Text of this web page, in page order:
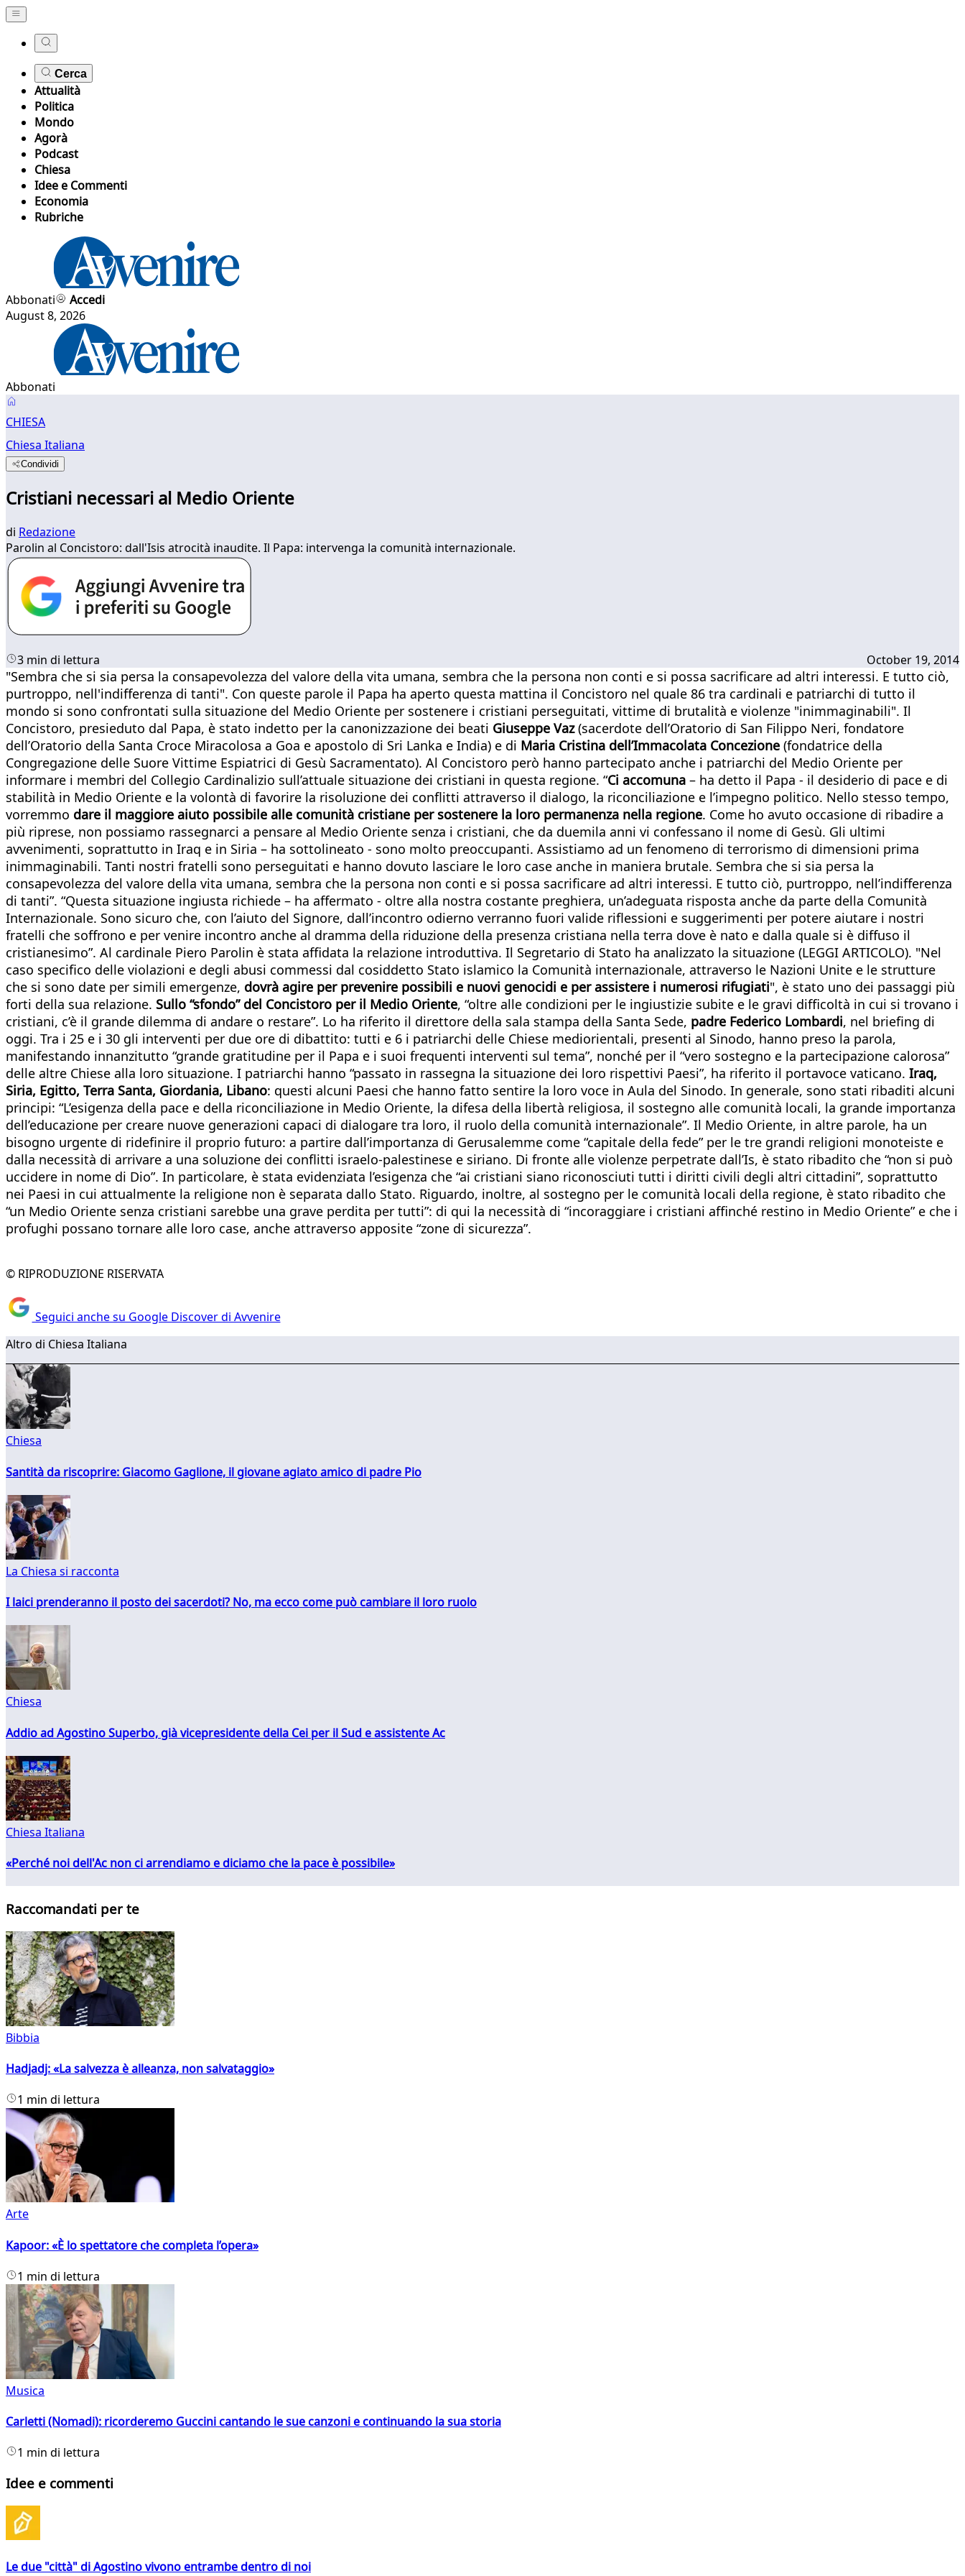
Cerca
Attualità
Politica
Mondo
Agorà
Podcast
Chiesa
Idee e Commenti
Economia
Rubriche
Abbonati
Accedi
August 8, 2026
Abbonati
CHIESA
Chiesa Italiana
Condividi
Cristiani necessari al Medio Oriente
di Redazione
Parolin al Concistoro: dall'Isis atrocità inaudite. Il Papa: intervenga la comunità internazionale.
3 min di lettura October 19, 2014
"Sembra che si sia persa la consapevolezza del valore della vita umana, sembra che la persona non conti e si possa sacrificare ad altri interessi. E tutto ciò,
purtroppo, nell'indifferenza di tanti". Con queste parole il Papa ha aperto questa mattina il Concistoro nel quale 86 tra cardinali e patriarchi di tutto il
mondo si sono confrontati sulla situazione del Medio Oriente per sostenere i cristiani perseguitati, vittime di brutalità e violenze "inimmaginabili". Il
Concistoro, presieduto dal Papa, è stato indetto per la canonizzazione dei beati Giuseppe Vaz(sacerdote dell’Oratorio di San Filippo Neri, fondatore
dell’Oratorio della Santa Croce Miracolosa a Goa e apostolo di Sri Lanka e India) e di Maria Cristina dell’Immacolata Concezione (fondatrice della
Congregazione delle Suore Vittime Espiatrici di Gesù Sacramentato). Al Concistoro però hanno partecipato anche i patriarchi del Medio Oriente per
informare i membri del Collegio Cardinalizio sull’attuale situazione dei cristiani in questa regione. “Ci accomuna – ha detto il Papa - il desiderio di pace e di
stabilità in Medio Oriente e la volontà di favorire la risoluzione dei conflitti attraverso il dialogo, la riconciliazione e l’impegno politico. Nello stesso tempo,
vorremmo dare il maggiore aiuto possibile alle comunità cristiane per sostenere la loro permanenza nella regione. Come ho avuto occasione di ribadire a
più riprese, non possiamo rassegnarci a pensare al Medio Oriente senza i cristiani, che da duemila anni vi confessano il nome di Gesù. Gli ultimi
avvenimenti, soprattutto in Iraq e in Siria – ha sottolineato - sono molto preoccupanti. Assistiamo ad un fenomeno di terrorismo di dimensioni prima
inimmaginabili. Tanti nostri fratelli sono perseguitati e hanno dovuto lasciare le loro case anche in maniera brutale. Sembra che si sia persa la
consapevolezza del valore della vita umana, sembra che la persona non conti e si possa sacrificare ad altri interessi. E tutto ciò, purtroppo, nell’indifferenza
di tanti”. “Questa situazione ingiusta richiede – ha affermato - oltre alla nostra costante preghiera, un’adeguata risposta anche da parte della Comunità
Internazionale. Sono sicuro che, con l’aiuto del Signore, dall’incontro odierno verranno fuori valide riflessioni e suggerimenti per potere aiutare i nostri
fratelli che soffrono e per venire incontro anche al dramma della riduzione della presenza cristiana nella terra dove è nato e dalla quale si è diffuso il
cristianesimo”. Al cardinale Piero Parolin è stata affidata la relazione introduttiva. Il Segretario di Stato ha analizzato la situazione (LEGGI ARTICOLO). "Nel
caso specifico delle violazioni e degli abusi commessi dal cosiddetto Stato islamico la Comunità internazionale, attraverso le Nazioni Unite e le strutture
che si sono date per simili emergenze, dovrà agire per prevenire possibili e nuovi genocidi e per assistere i numerosi rifugiati", è stato uno dei passaggi più
forti della sua relazione. Sullo “sfondo” del Concistoro per il Medio Oriente, “oltre alle condizioni per le ingiustizie subite e le gravi difficoltà in cui si trovano i
cristiani, c’è il grande dilemma di andare o restare”. Lo ha riferito il direttore della sala stampa della Santa Sede, padre Federico Lombardi, nel briefing di
oggi. Tra i 25 e i 30 gli interventi per due ore di dibattito: tutti e 6 i patriarchi delle Chiese mediorientali, presenti al Sinodo, hanno preso la parola,
manifestando innanzitutto “grande gratitudine per il Papa e i suoi frequenti interventi sul tema”, nonché per il “vero sostegno e la partecipazione calorosa”
delle altre Chiese alla loro situazione. I patriarchi hanno “passato in rassegna la situazione dei loro rispettivi Paesi”, ha riferito il portavoce vaticano. Iraq,
Siria, Egitto, Terra Santa, Giordania, Libano: questi alcuni Paesi che hanno fatto sentire la loro voce in Aula del Sinodo. In generale, sono stati ribaditi alcuni
principi: “L’esigenza della pace e della riconciliazione in Medio Oriente, la difesa della libertà religiosa, il sostegno alle comunità locali, la grande importanza
dell’educazione per creare nuove generazioni capaci di dialogare tra loro, il ruolo della comunità internazionale”. Il Medio Oriente, in altre parole, ha un
bisogno urgente di ridefinire il proprio futuro: a partire dall’importanza di Gerusalemme come “capitale della fede” per le tre grandi religioni monoteiste e
dalla necessità di arrivare a una soluzione dei conflitti israelo-palestinese e siriano. Di fronte alle violenze perpetrate dall’Is, è stato ribadito che “non si può
uccidere in nome di Dio”. In particolare, è stata evidenziata l’esigenza che “ai cristiani siano riconosciuti tutti i diritti civili degli altri cittadini”, soprattutto
nei Paesi in cui attualmente la religione non è separata dallo Stato. Riguardo, inoltre, al sostegno per le comunità locali della regione, è stato ribadito che
“un Medio Oriente senza cristiani sarebbe una grave perdita per tutti”: di qui la necessità di “incoraggiare i cristiani affinché restino in Medio Oriente” e che i
profughi possano tornare alle loro case, anche attraverso apposite “zone di sicurezza”.
© RIPRODUZIONE RISERVATA
Seguici anche su Google Discover di Avvenire
Altro di Chiesa Italiana
Chiesa
Santità da riscoprire: Giacomo Gaglione, il giovane agiato amico di padre Pio
La Chiesa si racconta
I laici prenderanno il posto dei sacerdoti? No, ma ecco come può cambiare il loro ruolo
Chiesa
Addio ad Agostino Superbo, già vicepresidente della Cei per il Sud e assistente Ac
Chiesa Italiana
«Perché noi dell'Ac non ci arrendiamo e diciamo che la pace è possibile»
Raccomandati per te
Bibbia
Hadjadj: «La salvezza è alleanza, non salvataggio»
1 min di lettura
Arte
Kapoor: «È lo spettatore che completa l’opera»
1 min di lettura
Musica
Carletti (Nomadi): ricorderemo Guccini cantando le sue canzoni e continuando la sua storia
1 min di lettura
Idee e commenti
Le due "città" di Agostino vivono entrambe dentro di noi